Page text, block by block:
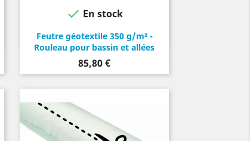
Feutre géotextile 350 g/m² -
Rouleau pour bassin et allées
Prix
85,80 €
 En stock